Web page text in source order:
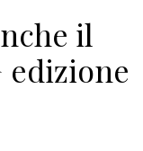
il
edizione